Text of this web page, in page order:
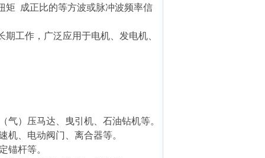
矩 成正比的等方波或脉冲波频率信
工作，广泛应用于电机、发电机、
）压马达、曳引机、石油钻机等。
机、电动阀门、离合器等。
锚杆等。